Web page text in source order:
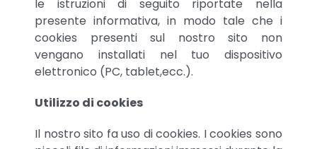
le istruzioni di seguito riportate nella
presente informativa, in modo tale che i
cookies presenti sul nostro sito non
vengano installati nel tuo dispositivo
elettronico (PC, tablet,ecc.).
Utilizzo di cookies
Il nostro sito fa uso di cookies. I cookies sono